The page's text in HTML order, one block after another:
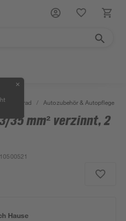
✕
& Fahrrad / Autozubehör & Autopflege
35 mm² verzinnt, 2
10500521
Hause